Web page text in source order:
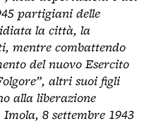
partigiani delle
la città, la
mentre combattendo
del nuovo Esercito
altri suoi figli
alla liberazione
8 settembre 1943